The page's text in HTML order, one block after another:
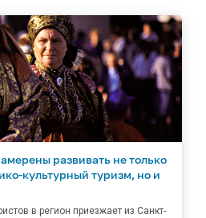
развивать не только
культурный туризм, но и
в регион приезжает из Санкт-